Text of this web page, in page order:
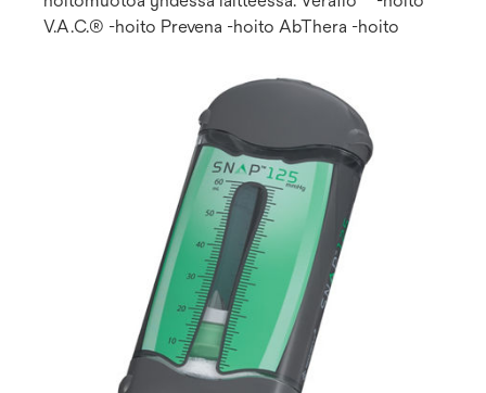
V.A.C.® -hoito Prevena -hoito AbThera -hoito